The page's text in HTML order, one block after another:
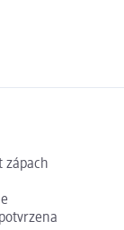
zápach